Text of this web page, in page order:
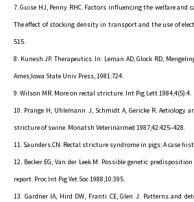
7. Guise HJ, Penny RHC. Factors influencing the welfare and
The effect of stocking density in transport and the use of
515.
8. Kunesh JP. Therapeutics. In: Leman AD, Glock RD,
Ames;Iowa State Univ Press, 1981:724.
9. Wilson MR. More on rectal stricture. Int Pig Lett 1984;4(5):4.
10. Prange H, Uhlemann J, Schmidt A, Gericke R. Aetiology
stricture of swine. Monatsh Veterinärmed 1987;42:425–428.
11. Saunders CN. Rectal stricture syndrome in pigs: A case
12. Becker EG, Van der Leek M. Possible genetic
report. Proc Int Pig Vet Soc 1988;10:395.
13. Gardner IA, Hird DW, Franti CE, Glen J. Patterns and